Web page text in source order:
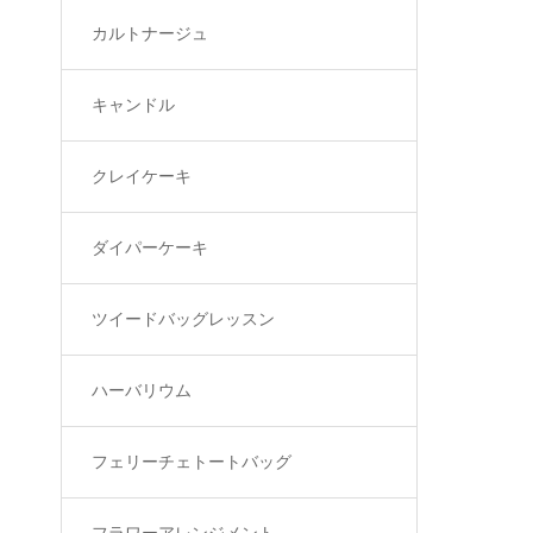
カルトナージュ
キャンドル
クレイケーキ
ダイパーケーキ
ツイードバッグレッスン
ハーバリウム
フェリーチェトートバッグ